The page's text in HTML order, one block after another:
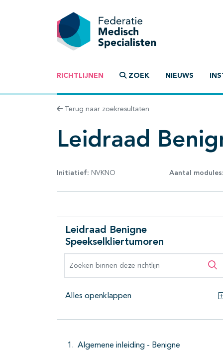
RICHTLIJNEN ZOEK NIEUWS
Terug naar zoekresultaten
Leidraad
Initiatief: NVKNO Aantal modules:
Leidraad Benigne
Speekselkliertumoren
Alles openklappen
Algemene inleiding - Benigne